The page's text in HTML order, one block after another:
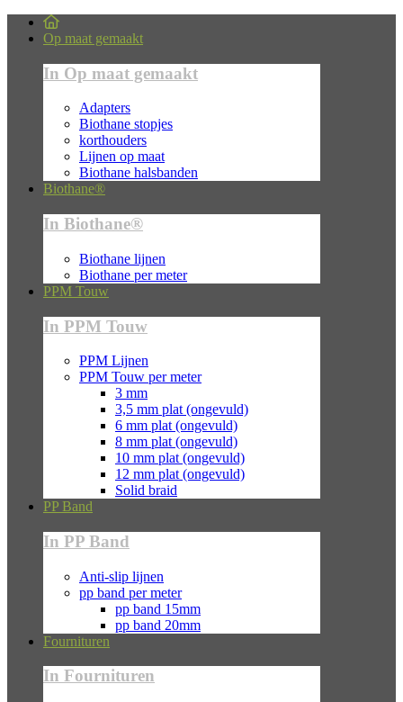
Op maat gemaakt
In Op maat gemaakt
Adapters
Biothane stopjes
korthouders
Lijnen op maat
Biothane halsbanden
Biothane®
In Biothane®
Biothane lijnen
Biothane per meter
PPM Touw
In PPM Touw
PPM Lijnen
PPM Touw per meter
3 mm
3,5 mm plat (ongevuld)
6 mm plat (ongevuld)
8 mm plat (ongevuld)
10 mm plat (ongevuld)
12 mm plat (ongevuld)
Solid braid
PP Band
In PP Band
Anti-slip lijnen
pp band per meter
pp band 15mm
pp band 20mm
Fournituren
In Fournituren